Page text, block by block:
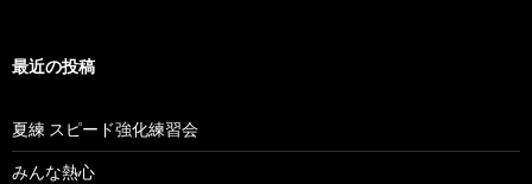
最近の投稿
夏練 スピード強化練習会
みんな熱心